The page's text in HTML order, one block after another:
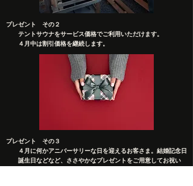
プレゼント その２
テントサウナをサービス価格でご利用いただけます。
４月中は割引価格を継続します。
プレゼント その３
４月に何かアニバーサリーな日を迎えるお客さま。結婚記念日
誕生日などなど、ささやかなプレゼントをご用意してお祝い